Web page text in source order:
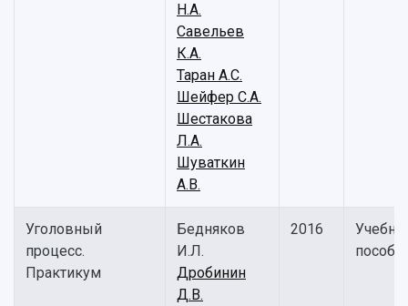
Н.А.
Савельев
К.А.
Таран А.С.
Шейфер С.А.
Шестакова
Л.А.
Шуваткин
А.В.
Уголовный
процесс.
Практикум
Бедняков
И.Л.
Дробинин
Д.В.
2016